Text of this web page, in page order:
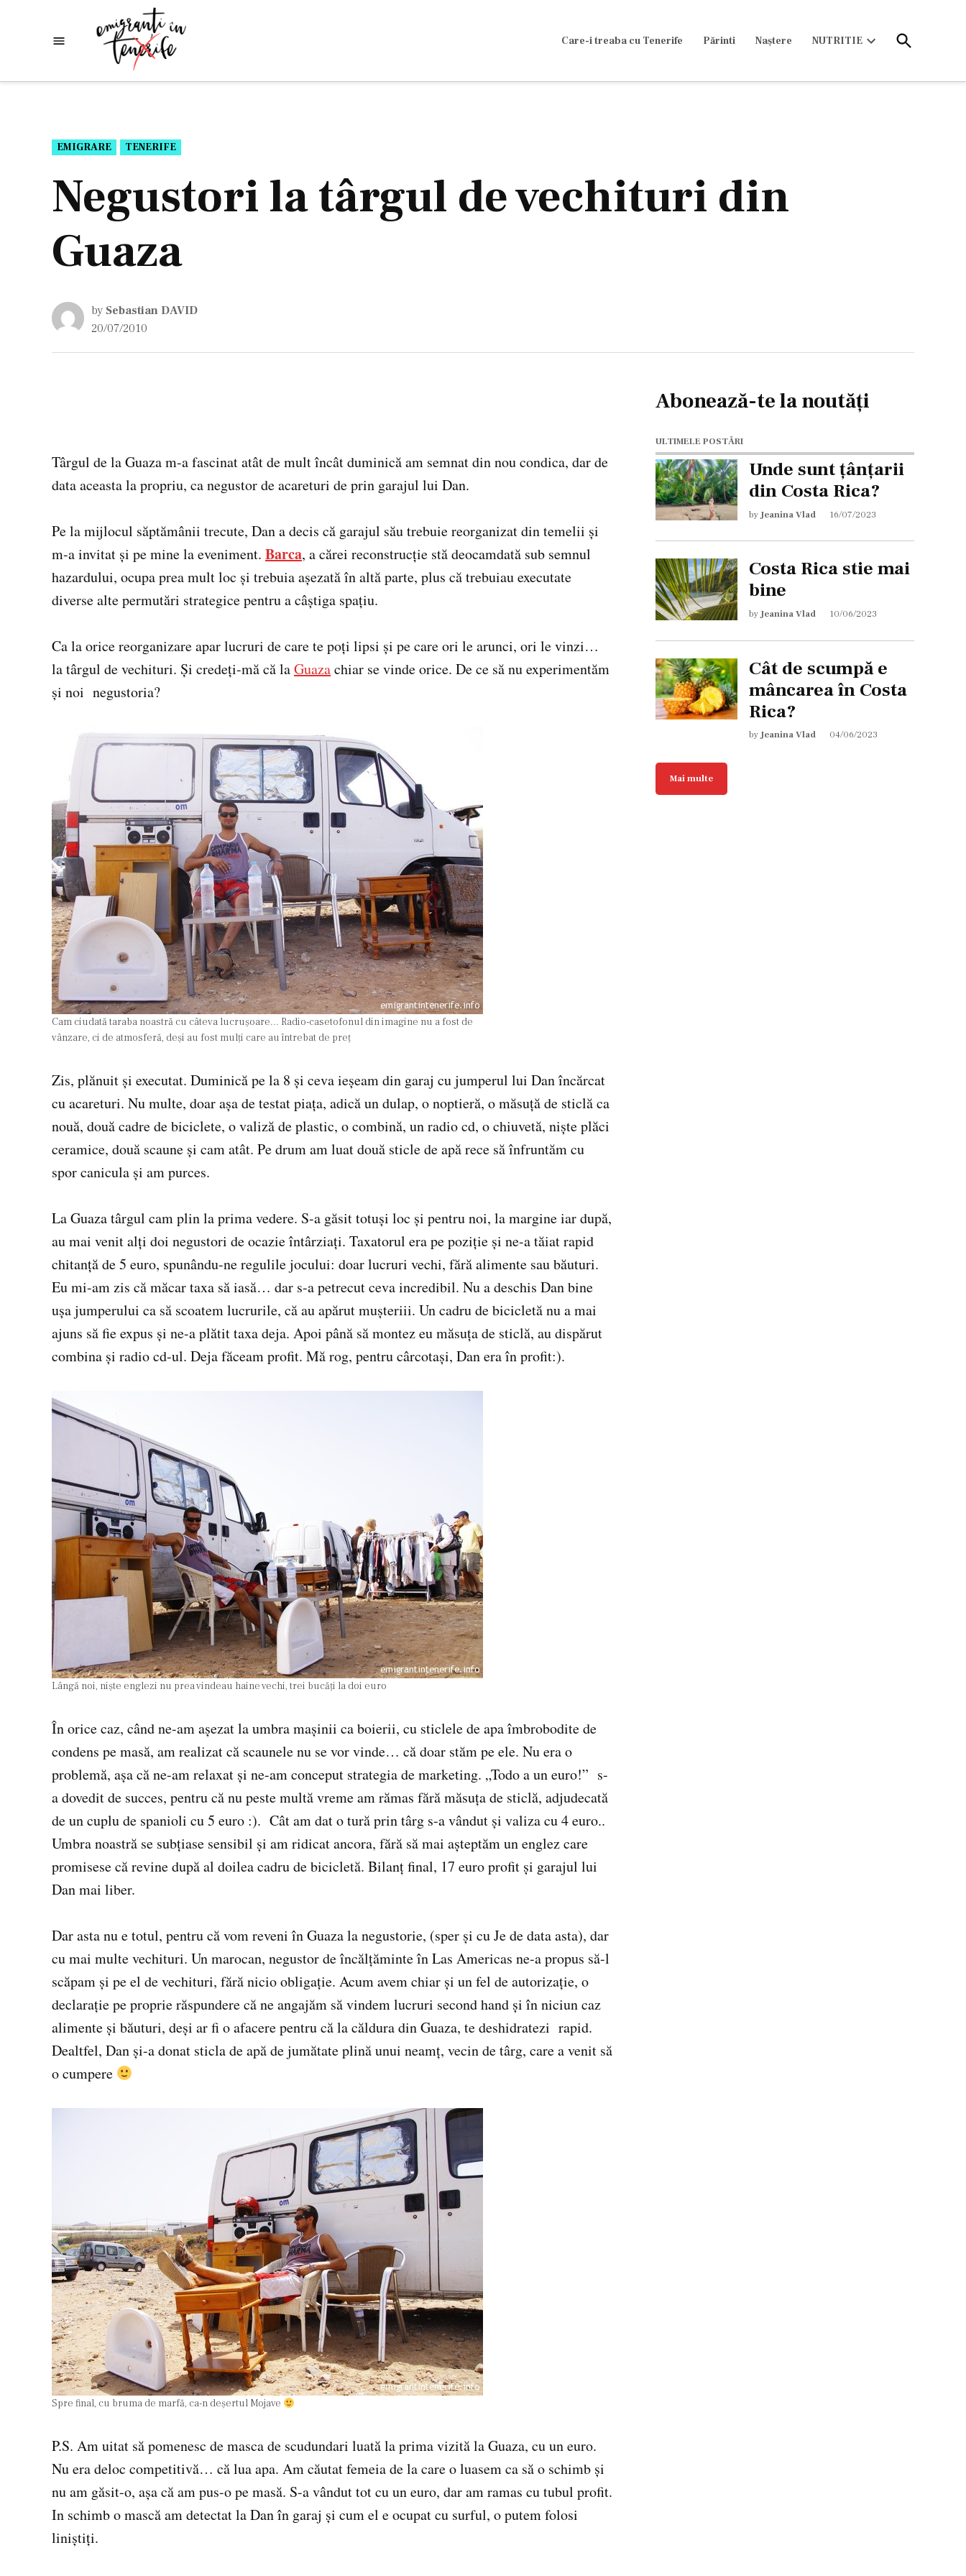
Care-i treaba cu Tenerife Părinti Naștere NUTRITIE
Open
Search
POSTED
IN
EMIGRARE TENERIFE
Negustori la târgul de vechituri din
Guaza
by Sebastian DAVID
20/07/2010
Târgul de la Guaza m-a fascinat atât de mult încât duminică am semnat din nou condica, dar de
data aceasta la propriu, ca negustor de acareturi de prin garajul lui Dan.
Pe la mijlocul săptămânii trecute, Dan a decis că garajul său trebuie reorganizat din temelii şi
m-a invitat şi pe mine la eveniment. Barca, a cărei reconstrucţie stă deocamdată sub semnul
hazardului, ocupa prea mult loc şi trebuia aşezată în altă parte, plus că trebuiau executate
diverse alte permutări strategice pentru a câştiga spaţiu.
Ca la orice reorganizare apar lucruri de care te poţi lipsi şi pe care ori le arunci, ori le vinzi…
la târgul de vechituri. Şi credeţi-mă că laGuazachiar se vinde orice. De ce să nu experimentăm
şi noi negustoria?
Cam ciudată taraba noastră cu câteva lucruşoare... Radio-casetofonul din imagine nu a fost de
vânzare, ci de atmosferă, deşi au fost mulţi care au întrebat de preţ
Zis, plănuit şi executat. Duminică pe la 8 şi ceva ieşeam din garaj cu jumperul lui Dan încărcat
cu acareturi. Nu multe, doar aşa de testat piaţa, adică un dulap, o noptieră, o măsuţă de sticlă ca
nouă, două cadre de biciclete, o valiză de plastic, o combină, un radio cd, o chiuvetă, nişte plăci
ceramice, două scaune şi cam atât. Pe drum am luat două sticle de apă rece să înfruntăm cu
spor canicula şi am purces.
La Guaza târgul cam plin la prima vedere. S-a găsit totuşi loc şi pentru noi, la margine iar după,
au mai venit alţi doi negustori de ocazie întârziaţi. Taxatorul era pe poziţie şi ne-a tăiat rapid
chitanţă de 5 euro, spunându-ne regulile jocului: doar lucruri vechi, fără alimente sau băuturi.
Eu mi-am zis că măcar taxa să iasă… dar s-a petrecut ceva incredibil. Nu a deschis Dan bine
uşa jumperului ca să scoatem lucrurile, că au apărut muşteriii. Un cadru de bicicletă nu a mai
ajuns să fie expus şi ne-a plătit taxa deja. Apoi până să montez eu măsuţa de sticlă, au dispărut
combina şi radio cd-ul. Deja făceam profit. Mă rog, pentru cârcotaşi, Dan era în profit:).
Lângă noi, nişte englezi nu prea vindeau haine vechi, trei bucăţi la doi euro
În orice caz, când ne-am aşezat la umbra maşinii ca boierii, cu sticlele de apa îmbrobodite de
condens pe masă, am realizat că scaunele nu se vor vinde… că doar stăm pe ele. Nu era o
problemă, aşa că ne-am relaxat şi ne-am conceput strategia de marketing. „Todo a un euro!” s-
a dovedit de succes, pentru că nu peste multă vreme am rămas fără măsuţa de sticlă, adjudecată
de un cuplu de spanioli cu 5 euro :). Cât am dat o tură prin târg s-a vândut şi valiza cu 4 euro..
Umbra noastră se subţiase sensibil şi am ridicat ancora, fără să mai aşteptăm un englez care
promisese că revine după al doilea cadru de bicicletă. Bilanţ final, 17 euro profit şi garajul lui
Dan mai liber.
Dar asta nu e totul, pentru că vom reveni în Guaza la negustorie, (sper şi cu Je de data asta), dar
cu mai multe vechituri. Un marocan, negustor de încălţăminte în Las Americas ne-a propus să-l
scăpam şi pe el de vechituri, fără nicio obligaţie. Acum avem chiar şi un fel de autorizaţie, o
declaraţie pe proprie răspundere că ne angajăm să vindem lucruri second hand şi în niciun caz
alimente şi băuturi, deşi ar fi o afacere pentru că la căldura din Guaza, te deshidratezi rapid.
Dealtfel, Dan şi-a donat sticla de apă de jumătate plină unui neamţ, vecin de târg, care a venit să
o cumpere
Spre final, cu bruma de marfă, ca-n deşertul Mojave
P.S. Am uitat să pomenesc de masca de scudundari luată la prima vizită la Guaza, cu un euro.
Nu era deloc competitivă… că lua apa. Am căutat femeia de la care o luasem ca să o schimb şi
nu am găsit-o, aşa că am pus-o pe masă. S-a vândut tot cu un euro, dar am ramas cu tubul profit.
In schimb o mască am detectat la Dan în garaj şi cum el e ocupat cu surful, o putem folosi
liniştiţi.
Abonează-te la noutăți
ULTIMELE POSTĂRI
Unde sunt țânțarii
din Costa Rica?
by Jeanina Vlad 16/07/2023
Costa Rica stie mai
bine
by Jeanina Vlad 10/06/2023
Cât de scumpă e
mâncarea în Costa
Rica?
by Jeanina Vlad 04/06/2023
Mai multe